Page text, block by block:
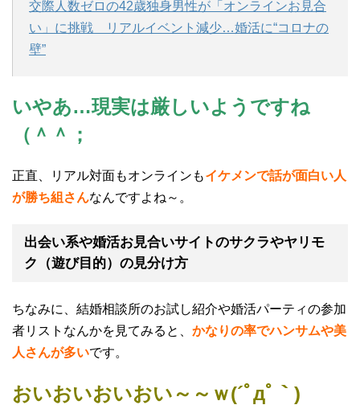
交際人数ゼロの42歳独身男性が「オンラインお見合
い」に挑戦 リアルイベント減少…婚活に“コロナの
壁”
いやあ…現実は厳しいようですね
（＾＾；
正直、リアル対面もオンラインもイケメンで話が面白い人
が勝ち組さんなんですよね～。
出会い系や婚活お見合いサイトのサクラやヤリモ
ク（遊び目的）の見分け方
ちなみに、結婚相談所のお試し紹介や婚活パーティの参加
者リストなんかを見てみると、 かなりの率でハンサムや美
人さんが多いです。
おいおいおいおい～～ｗ(´ﾟдﾟ｀)